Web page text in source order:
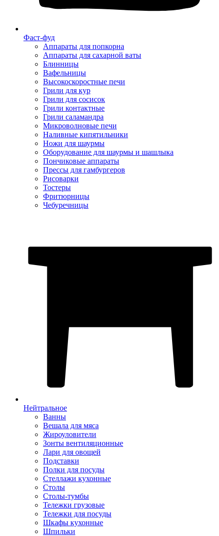
Фаст-фуд
Аппараты для попкорна
Аппараты для сахарной ваты
Блинницы
Вафельницы
Высокоскоростные печи
Грили для кур
Грили для сосисок
Грили контактные
Грили саламандра
Микроволновые печи
Наливные кипятильники
Ножи для шаурмы
Оборудование для шаурмы и шашлыка
Пончиковые аппараты
Прессы для гамбургеров
Рисоварки
Тостеры
Фритюрницы
Чебуречницы
Нейтральное
Ванны
Вешала для мяса
Жироуловители
Зонты вентиляционные
Лари для овощей
Подставки
Полки для посуды
Стеллажи кухонные
Столы
Столы-тумбы
Тележки грузовые
Тележки для посуды
Шкафы кухонные
Шпильки